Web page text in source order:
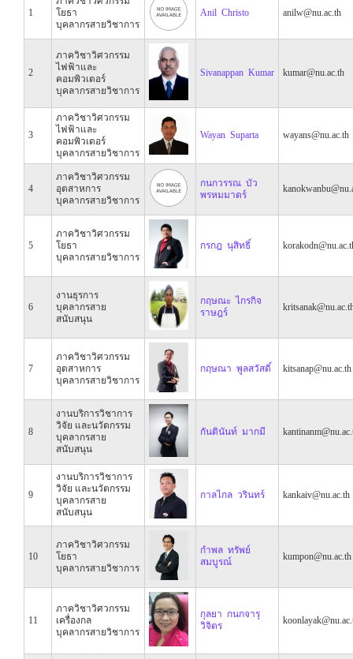
1
โยธา
บุคลากรสายวิชาการ
Anil Christo anilw@nu.ac.th
2
ภาควิชาวิศวกรรม
ไฟฟ้าและ
คอมพิวเตอร์
บุคลากรสายวิชาการ
Sivanappan Kumar kumar@nu.ac.th
3
ภาควิชาวิศวกรรม
ไฟฟ้าและ
คอมพิวเตอร์
บุคลากรสายวิชาการ
Wayan Suparta wayans@nu.ac.th
4
ภาควิชาวิศวกรรม
อุตสาหการ
บุคลากรสายวิชาการ
กนกวรรณ บัว
พรหมมาตร์
5
ภาควิชาวิศวกรรม
โยธา
บุคลากรสายวิชาการ
กรกฎ นุสิทธิ์
6
งานธุรการ
บุคลากรสาย
สนับสนุน
กฤษณะ ไกรกิจ
ราษฎร์
7
ภาควิชาวิศวกรรม
อุตสาหการ
บุคลากรสายวิชาการ
กฤษณา พูลสวัสดิ์ kitsanap@nu.ac.th
8
งานบริการวิชาการ
วิจัย และนวัตกรรม
บุคลากรสาย
สนับสนุน
กันตินันท์ มากมี
9
งานบริการวิชาการ
วิจัย และนวัตกรรม
บุคลากรสาย
สนับสนุน
กาลไกล วรินทร์ kankaiv@nu.ac.th
10
ภาควิชาวิศวกรรม
โยธา
บุคลากรสายวิชาการ
กำพล ทรัพย์
สมบูรณ์
kumpon@nu.ac.th
11
ภาควิชาวิศวกรรม
เครื่องกล
บุคลากรสายวิชาการ
กุลยา กนกจารุ
วิจิตร